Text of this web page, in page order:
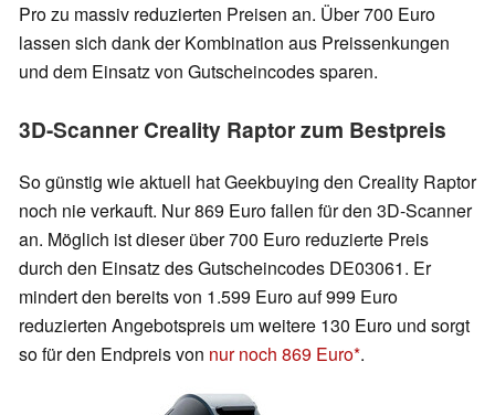
Pro zu massiv reduzierten Preisen an. Über 700 Euro
lassen sich dank der Kombination aus Preissenkungen
und dem Einsatz von Gutscheincodes sparen.
3D-Scanner Creality Raptor zum Bestpreis
So günstig wie aktuell hat Geekbuying den Creality Raptor
noch nie verkauft. Nur 869 Euro fallen für den 3D-Scanner
an. Möglich ist dieser über 700 Euro reduzierte Preis
durch den Einsatz des Gutscheincodes DE03061. Er
mindert den bereits von 1.599 Euro auf 999 Euro
reduzierten Angebotspreis um weitere 130 Euro und sorgt
so für den Endpreis von nur noch 869 Euro .